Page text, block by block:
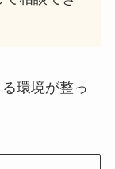
環境が整っ